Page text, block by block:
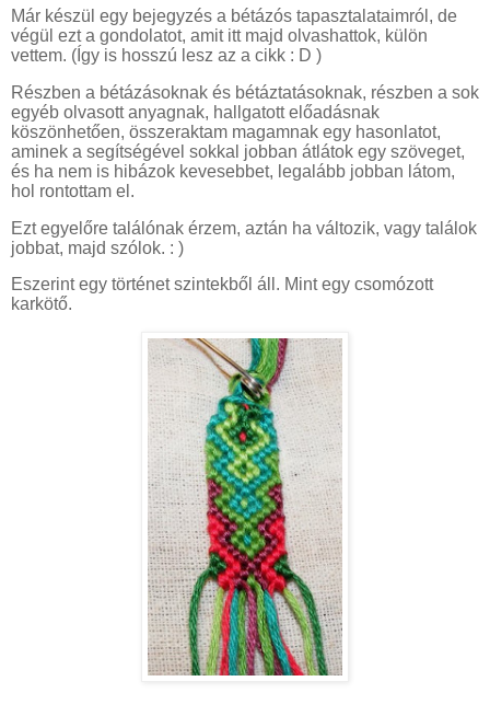
Már készül egy bejegyzés a bétázós tapasztalataimról, de
végül ezt a gondolatot, amit itt majd olvashattok, külön
vettem. (Így is hosszú lesz az a cikk : D )
Részben a bétázásoknak és bétáztatásoknak, részben a sok
egyéb olvasott anyagnak, hallgatott előadásnak
köszönhetően, összeraktam magamnak egy hasonlatot,
aminek a segítségével sokkal jobban átlátok egy szöveget,
és ha nem is hibázok kevesebbet, legalább jobban látom,
hol rontottam el.
Ezt egyelőre találónak érzem, aztán ha változik, vagy találok
jobbat, majd szólok. : )
Eszerint egy történet szintekből áll. Mint egy csomózott
karkötő.